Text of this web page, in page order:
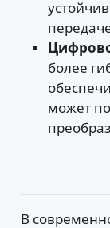
более
может
В